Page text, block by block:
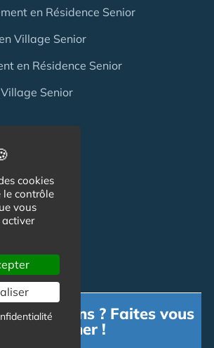
en Résidence Senior
Village Senior
en Résidence Senior
Senior
? Faites vous
accompagner !
cookies
le contrôle
vous